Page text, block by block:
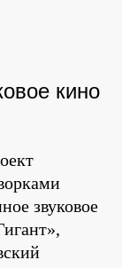
кино
звуковое